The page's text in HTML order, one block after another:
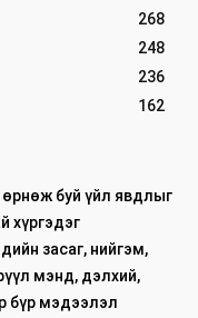
268
248
236
162
буй үйл явдлыг
хүргэдэг
засаг, нийгэм,
мэнд, дэлхий,
бүр мэдээлэл